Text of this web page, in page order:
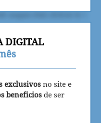
DIGITAL
exclusivos no site e
beneficios de ser